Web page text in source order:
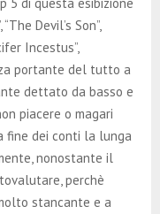
Devil’s Son”,
Incestus”,
portante del tutto a
dettato da basso e
piacere o magari
fine dei conti la lunga
nonostante il
perchè
stancante e a